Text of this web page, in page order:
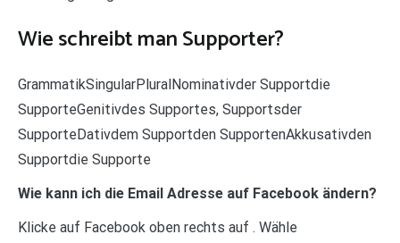
Wie schreibt man Supporter?
GrammatikSingularPluralNominativder Supportdie
SupporteGenitivdes Supportes, Supportsder
SupporteDativdem Supportden SupportenAkkusativden
Supportdie Supporte
Wie kann ich die Email Adresse auf Facebook ändern?
Klicke auf Facebook oben rechts auf . Wähle